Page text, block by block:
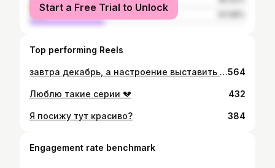
male
Start a Free Trial to Unlock
Top performing Reels
завтра декабрь, а настроение выставить фото с августа564
Люблю такие серии 💔 432
Я посижу тут красиво? 384
Engagement rate benchmark